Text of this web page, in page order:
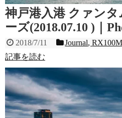
神戸港入港 クァン
ーズ(2018.07.10 )｜
2018/7/11 Journal,
記事を読む